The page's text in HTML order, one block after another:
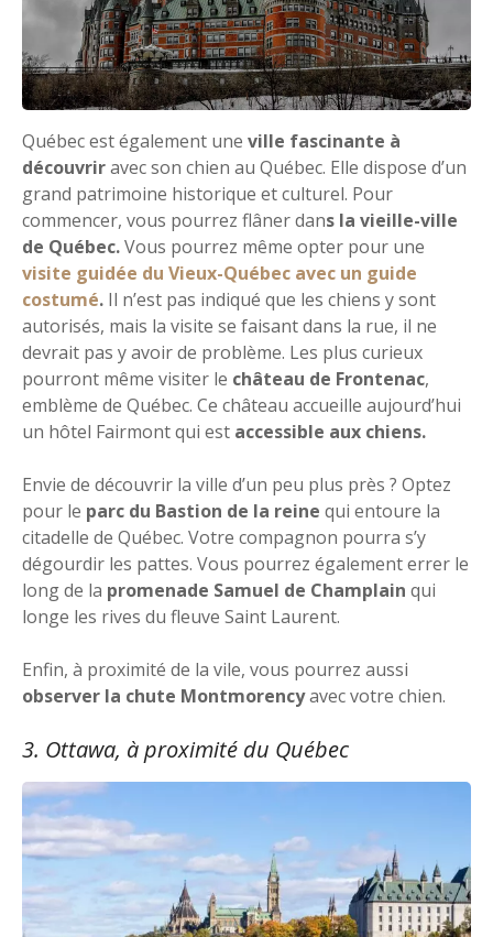
Québec est également une ville fascinante à
découvriravec son chien au Québec. Elle dispose d’un
grand patrimoine historique et culturel. Pour
commencer, vous pourrez flâner dans la vieille-ville
de Québec.Vous pourrez même opter pour une
visite guidée du Vieux-Québec avec un guide
costumé. Il n’est pas indiqué que les chiens y sont
autorisés, mais la visite se faisant dans la rue, il ne
devrait pas y avoir de problème. Les plus curieux
pourront même visiter le château de Frontenac,
emblème de Québec. Ce château accueille aujourd’hui
un hôtel Fairmont qui est accessible aux chiens.
Envie de découvrir la ville d’un peu plus près ? Optez
pour le parc du Bastion de la reine qui entoure la
citadelle de Québec. Votre compagnon pourra s’y
dégourdir les pattes. Vous pourrez également errer le
long de la promenade Samuel de Champlain qui
longe les rives du fleuve Saint Laurent.
Enfin, à proximité de la vile, vous pourrez aussi
observer la chute Montmorencyavec votre chien.
3. Ottawa, à proximité du Québec